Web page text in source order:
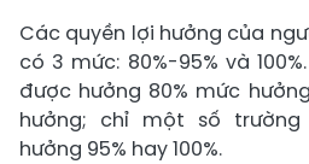
Các quyền lợi hưởng của
có 3 mức: 80%-95% và
được hưởng 80% mức
hưởng; chỉ một số
hưởng 95% hay 100%.